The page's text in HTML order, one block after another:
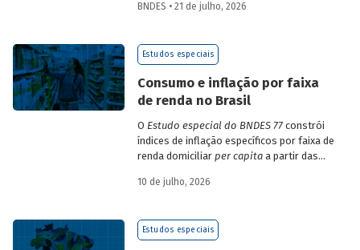
analíticos complementares: o porte da
econômica.
BNDES • 21 de julho, 2026
Estudos especiais
Consumo e inflação por faixa
de renda no Brasil
O Estudo especial do BNDES 77constrói
índices de inflação específicos por faixa de
renda domiciliar per capitaa partir das
associadas às variações de preços dos
ainda os microdados da Pnad Contínua
para analisar a evolução da renda dos
10 de julho, 2026
Estudos especiais